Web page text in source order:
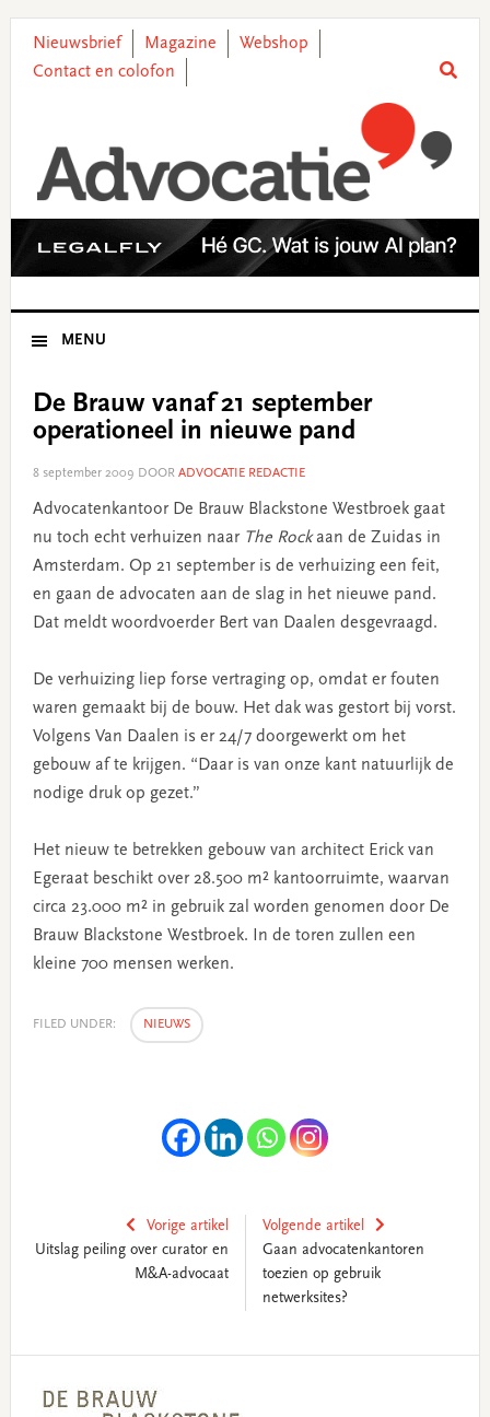
primary
main
primary
footer
Nieuwsbrief Magazine
Webshop
Contact en colofon
MENU
De Brauw vanaf 21 september
operationeel in nieuwe pand
8 september 2009 DOOR ADVOCATIE REDACTIE
Advocatenkantoor De Brauw Blackstone Westbroek gaat
nu toch echt verhuizen naar The Rockaan de Zuidas in
Amsterdam. Op 21 september is de verhuizing een feit,
en gaan de advocaten aan de slag in het nieuwe pand.
Dat meldt woordvoerder Bert van Daalen desgevraagd.
De verhuizing liep forse vertraging op, omdat er fouten
waren gemaakt bij de bouw. Het dak was gestort bij vorst.
Volgens Van Daalen is er 24/7 doorgewerkt om het
gebouw af te krijgen. “Daar is van onze kant natuurlijk de
nodige druk op gezet.”
Het nieuw te betrekken gebouw van architect Erick van
Egeraat beschikt over 28.500 m² kantoorruimte, waarvan
circa 23.000 m² in gebruik zal worden genomen door De
Brauw Blackstone Westbroek. In de toren zullen een
kleine 700 mensen werken.
FILED UNDER: NIEUWS
Vorige artikel
Uitslag peiling over curator en
M&A-advocaat
Volgende artikel
Gaan advocatenkantoren
toezien op gebruik
netwerksites?
Sidebar